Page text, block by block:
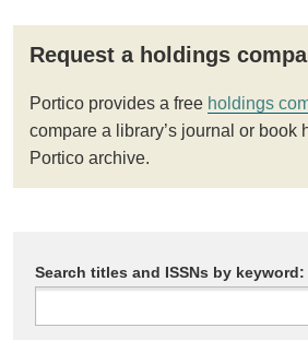
Request a holdings
Portico provides a free holdings
compare a library’s journal or book
Portico archive.
Search titles and ISSNs by keyword: